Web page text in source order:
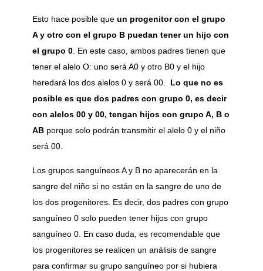
Esto hace posible que un progenitor con el grupo
A y otro con el grupo B puedan tener un hijo con
el grupo 0. En este caso, ambos padres tienen que
tener el alelo O: uno será A0 y otro B0 y el hijo
heredará los dos alelos 0 y será 00. Lo que no es
posible es que dos padres con grupo 0, es decir
con alelos 00 y 00, tengan hijos con grupo A, B o
ABporque solo podrán transmitir el alelo 0 y el niño
será 00.
Los grupos sanguíneos A y B no aparecerán en la
sangre del niño si no están en la sangre de uno de
los dos progenitores. Es decir, dos padres con grupo
sanguíneo 0 solo pueden tener hijos con grupo
sanguíneo 0. En caso duda, es recomendable que
los progenitores se realicen un análisis de sangre
para confirmar su grupo sanguíneo por si hubiera